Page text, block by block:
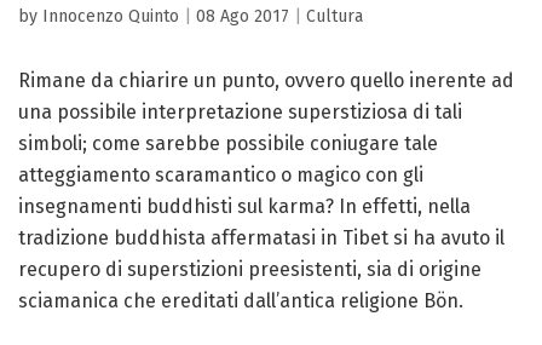
by Innocenzo Quinto 08 Ago 2017 Cultura
Rimane da chiarire un punto, ovvero quello inerente ad
una possibile interpretazione superstiziosa di tali
simboli; come sarebbe possibile coniugare tale
atteggiamento scaramantico o magico con gli
insegnamenti buddhisti sul karma? In effetti, nella
tradizione buddhista affermatasi in Tibet si ha avuto il
recupero di superstizioni preesistenti, sia di origine
sciamanica che ereditati dall’antica religione Bön.